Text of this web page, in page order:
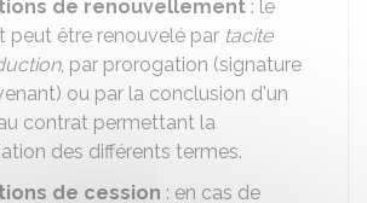
de renouvellement : le
peut être renouvelé par tacite
, par prorogation (signature
ou par la conclusion d'un
contrat permettant la
des différents termes.
de cession : en cas de